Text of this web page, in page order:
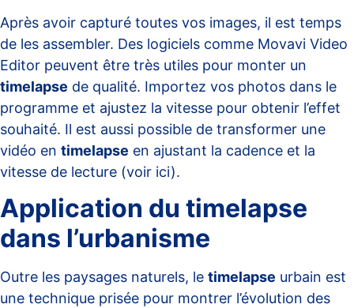
Après avoir capturé toutes vos images, il est temps
de les assembler. Des logiciels comme Movavi Video
Editor peuvent être très utiles pour monter un
timelapse de qualité. Importez vos photos dans le
programme et ajustez la vitesse pour obtenir l’effet
souhaité. Il est aussi possible de transformer une
vidéo en timelapse en ajustant la cadence et la
vitesse de lecture (voir ici).
Application du timelapse
dans l’urbanisme
Outre les paysages naturels, le timelapse urbain est
une technique prisée pour montrer l’évolution des